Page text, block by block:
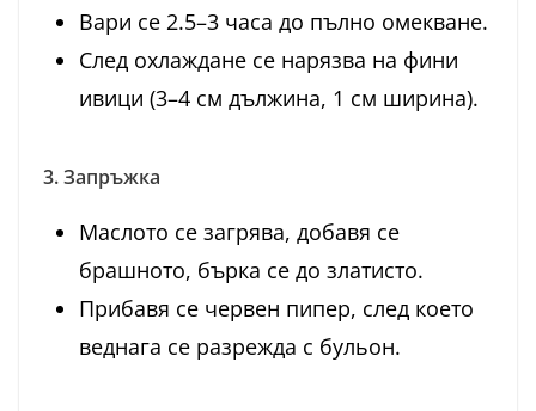
Вари се 2.5–3 часа до пълно омекване.
След охлаждане се нарязва на фини
ивици (3–4 см дължина, 1 см ширина).
3. Запръжка
Маслото се загрява, добавя се
брашното, бърка се до златисто.
Прибавя се червен пипер, след което
веднага се разрежда с бульон.